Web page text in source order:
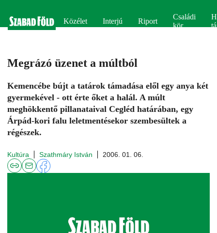
Közélet Interjú Riport
Családi
kör
Megrázó üzenet a múltból
Kemencébe bújt a tatárok támadása elől egy anya két
gyermekével - ott érte őket a halál. A múlt
meghökkentő pillanataival Cegléd határában, egy
Árpád-kori falu leletmentésekor szembesültek a
régészek.
Kultúra Szathmáry István 2006. 01. 06.